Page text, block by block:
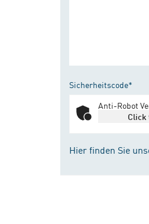
Sicherheitscode*
Anti-Robot
Hier finden Sie